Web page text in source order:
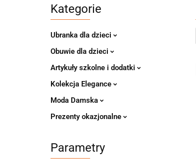
Kategorie
Ubranka dla dzieci
Obuwie dla dzieci
Artykuły szkolne i dodatki
Kolekcja Elegance
Moda Damska
Prezenty okazjonalne
Parametry